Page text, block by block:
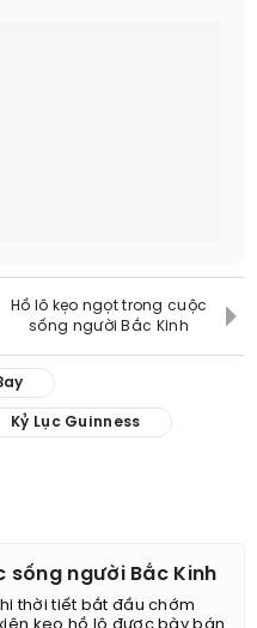
Hồ lô kẹo ngọt trong cuộc
sống người Bắc Kinh
Kỷ Lục Guinness
sống người Bắc Kinh
thời tiết bắt đầu chớm